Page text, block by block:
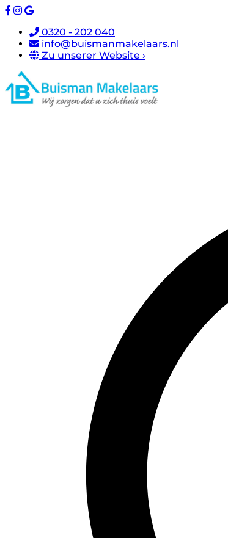
0320 - 202 040
info@buismanmakelaars.nl
Zu unserer Website ›